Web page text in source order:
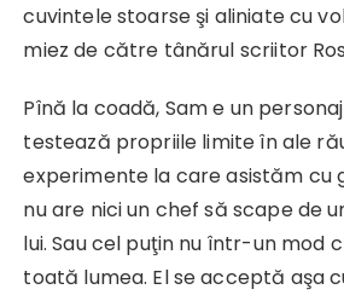
cuvintele stoarse şi aliniate cu
miez de către tânărul scriitor
Pînă la coadă, Sam e un
testează propriile limite în ale
experimente la care asistăm cu
nu are nici un chef să scape de
lui. Sau cel puţin nu într-un mod
toată lumea. El se acceptă aşa